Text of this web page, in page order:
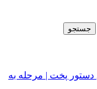
دستور پخت | مرحله به